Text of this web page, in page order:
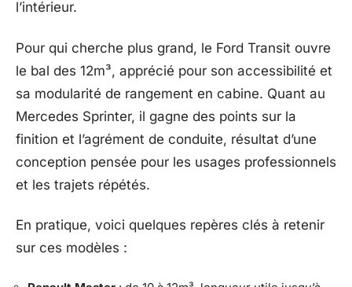
l’intérieur.
Pour qui cherche plus grand, le Ford Transit ouvre
le bal des 12m³, apprécié pour son accessibilité et
sa modularité de rangement en cabine. Quant au
Mercedes Sprinter, il gagne des points sur la
finition et l’agrément de conduite, résultat d’une
conception pensée pour les usages professionnels
et les trajets répétés.
En pratique, voici quelques repères clés à retenir
sur ces modèles :